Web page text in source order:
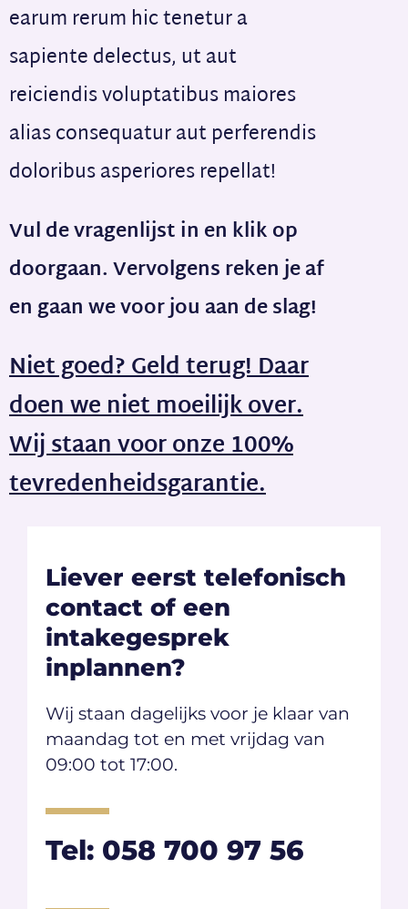
earum rerum hic tenetur a
sapiente delectus, ut aut
reiciendis voluptatibus maiores
alias consequatur aut perferendis
doloribus asperiores repellat!
Vul de vragenlijst in en klik op
doorgaan. Vervolgens reken je af
en gaan we voor jou aan de slag!
Niet goed? Geld terug! Daar
doen we niet moeilijk over.
Wij staan voor onze 100%
tevredenheidsgarantie.
Liever eerst telefonisch
contact of een
intakegesprek
inplannen?
Wij staan dagelijks voor je klaar van
maandag tot en met vrijdag van
09:00 tot 17:00.
Tel: 058 700 97 56